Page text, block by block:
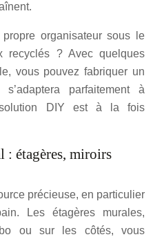
organisateur sous le
recyclés ? Avec quelques
vous pouvez fabriquer un
parfaitement à
solution DIY est à la fois
: étagères, miroirs
précieuse, en particulier
Les étagères murales,
ou sur les côtés, vous